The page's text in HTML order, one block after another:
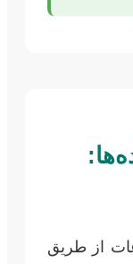
از طریق